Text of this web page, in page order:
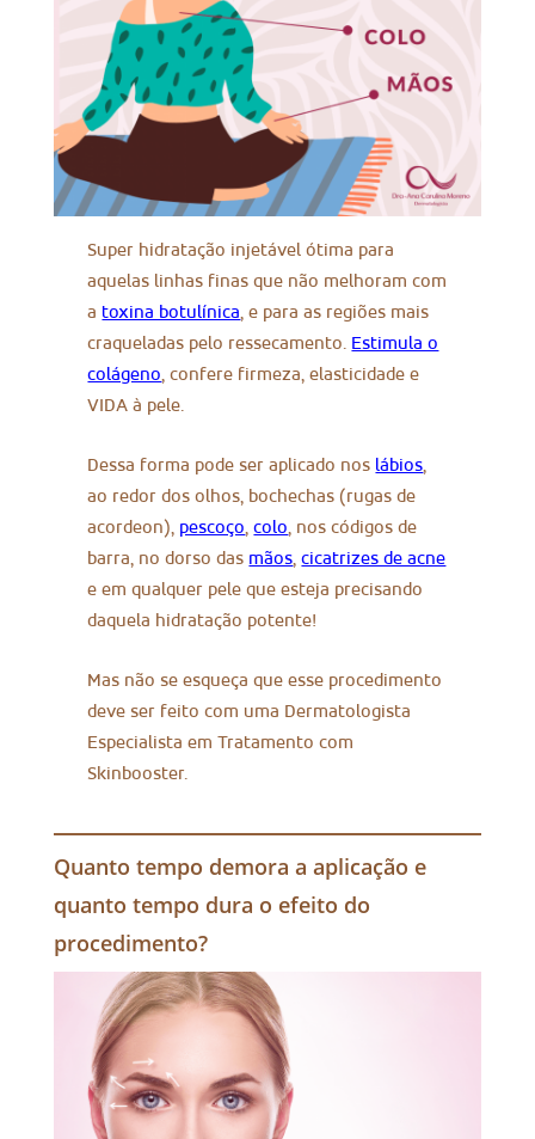
Super hidratação injetável ótima para
aquelas linhas finas que não melhoram com
a toxina botulínica , e para as regiões mais
craqueladas pelo ressecamento. Estimula o
colágeno , confere firmeza, elasticidade e
VIDA à pele.
Dessa forma pode ser aplicado nos lábios
ao redor dos olhos, bochechas (rugas de
acordeon), pescoço ,colo , nos códigos de
barra, no dorso das mãos ,cicatrizes de acne
e em qualquer pele que esteja precisando
daquela hidratação potente!
Mas não se esqueça que esse procedimento
deve ser feito com uma Dermatologista
Especialista em Tratamento com
Skinbooster.
Quanto tempo demora a aplicação e
quanto tempo dura o efeito do
procedimento?